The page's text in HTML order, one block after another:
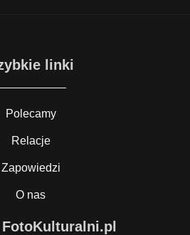
linki
Polecamy
Relacje
Zapowiedzi
O nas